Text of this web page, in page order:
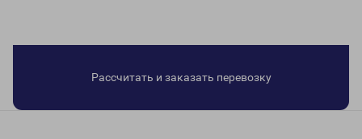
Рассчитать и заказать перевозку